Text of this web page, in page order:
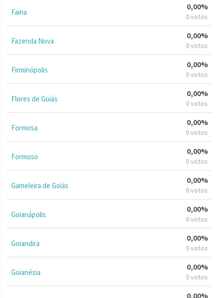
Faina
0,00%
0 votos
Fazenda Nova
0,00%
0 votos
Firminópolis
0,00%
0 votos
Flores de Goiás
0,00%
0 votos
Formosa
0,00%
0 votos
Formoso
0,00%
0 votos
Gameleira de Goiás
0,00%
0 votos
Goianápolis
0,00%
0 votos
Goiandira
0,00%
0 votos
Goianésia
0,00%
0 votos
0,00%